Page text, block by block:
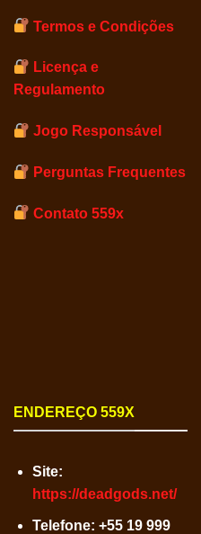
Termos e Condições
Licença e
Regulamento
Jogo Responsável
Perguntas Frequentes
Contato 559x
ENDEREÇO 559X
Site:
https://deadgods.net/
Telefone: +55 19 999